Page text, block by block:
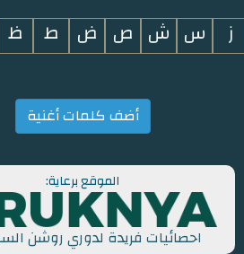
ز س ش ص ض ط ظ
أضف كلمات أغنية
الموقع برعاية:
احصائيات فريدة لدوري روشن